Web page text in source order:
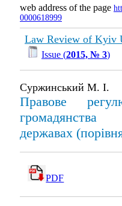
web address of the page
0000618999
Law Review of Kyiv
Issue (2015, № 3)
Суржинський М. І.
Правове
державах
PDF